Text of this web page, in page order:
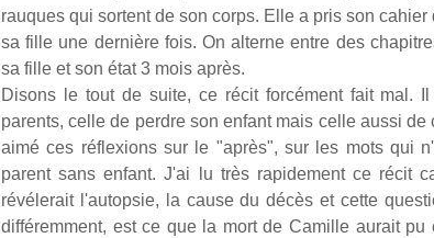
rauques qui sortent de son corps. Elle a pris son
sa fille une dernière fois. On alterne entre des
sa fille et son état 3 mois après.
Disons le tout de suite, ce récit forcément fait mal.
parents, celle de perdre son enfant mais celle aussi
aimé ces réflexions sur le "après", sur les mots qui
parent sans enfant. J'ai lu très rapidement ce récit
révélerait l'autopsie, la cause du décès et cette
différemment, est ce que la mort de Camille aurait